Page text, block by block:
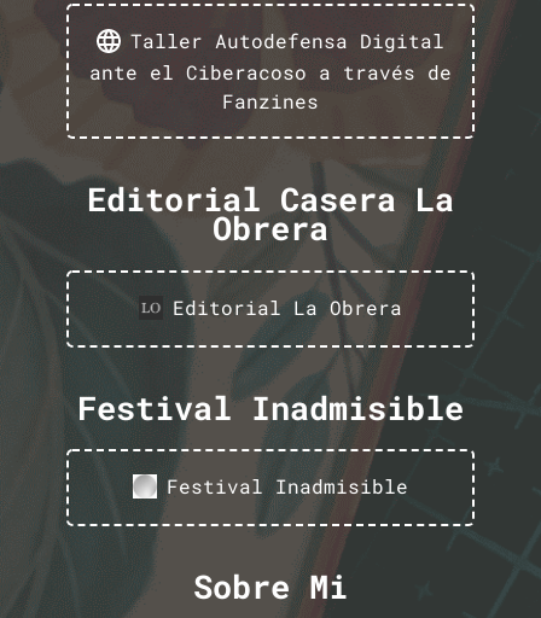
Taller Autodefensa Digital
ante el Ciberacoso a través de
Fanzines
Editorial Casera La
Obrera
Editorial La Obrera
Festival Inadmisible
Festival Inadmisible
Sobre Mi